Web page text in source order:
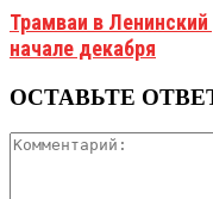
Трамваи в
начале декабря
ОСТАВЬТЕ